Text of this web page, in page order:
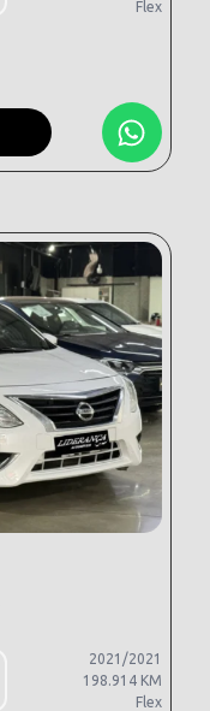
Flex
2021/2021
198.914 KM
Flex